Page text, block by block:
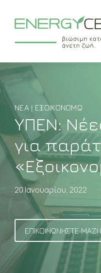
ΝΈΑ | ΕΞΟΙΚΟΝΟΜΏ
ΥΠΕΝ:
για
20 Ιανουαρίου, 2022
ΕΠΙΚΟΙΝΩΝΗΣΤΕ